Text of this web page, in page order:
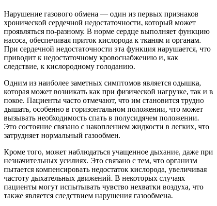
Нарушение газового обмена — один из первых признаков
хронической сердечной недостаточности, который может
проявляться по-разному. В норме сердце выполняет функцию
насоса, обеспечивая приток кислорода к тканям и органам.
При сердечной недостаточности эта функция нарушается, что
приводит к недостаточному кровоснабжению и, как
следствие, к кислородному голоданию.
Одним из наиболее заметных симптомов является одышка,
которая может возникать как при физической нагрузке, так и в
покое. Пациенты часто отмечают, что им становится трудно
дышать, особенно в горизонтальном положении, что может
вызывать необходимость спать в полусидячем положении.
Это состояние связано с накоплением жидкости в легких, что
затрудняет нормальный газообмен.
Кроме того, может наблюдаться учащенное дыхание, даже при
незначительных усилиях. Это связано с тем, что организм
пытается компенсировать недостаток кислорода, увеличивая
частоту дыхательных движений. В некоторых случаях
пациенты могут испытывать чувство нехватки воздуха, что
также является следствием нарушения газообмена.